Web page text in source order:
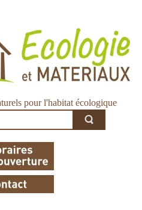
pour l'habitat écologique